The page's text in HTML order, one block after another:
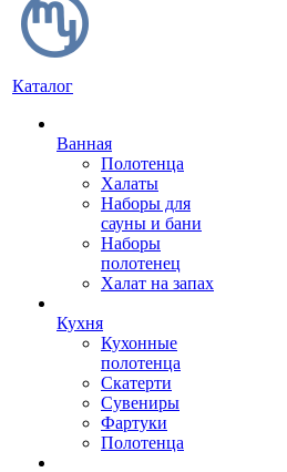
Каталог
Ванная
Полотенца
Халаты
Наборы для
сауны и бани
Наборы
полотенец
Халат на запах
Кухня
Кухонные
полотенца
Скатерти
Сувениры
Фартуки
Полотенца